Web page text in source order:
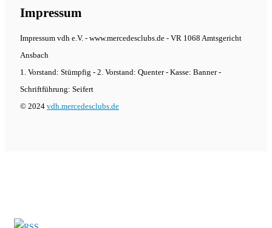
Impressum
Impressum vdh e.V. - www.mercedesclubs.de - VR 1068 Amtsgericht
Ansbach
1. Vorstand: Stümpfig - 2. Vorstand: Quenter - Kasse: Banner -
Schriftführung: Seifert
© 2024 vdh.mercedesclubs.de